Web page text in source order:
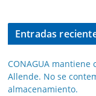
Entradas
CONAGUA
Allende. No se
almacenamiento.